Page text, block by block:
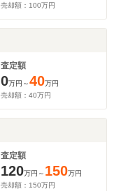
売却額： 100万円
査定額
0万円～40万円
売却額： 40万円
査定額
120万円～ 150万円
売却額： 150万円